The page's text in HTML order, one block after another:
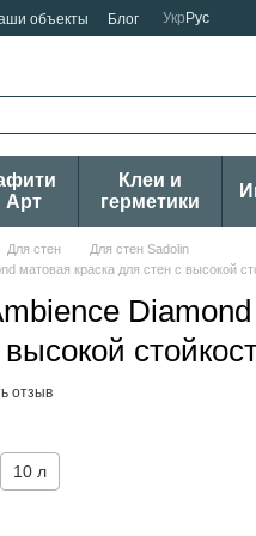
объекты Блог Укр Рус
Арт
Клеи и
герметики
Для стен
Для стен Sadolin
матовая краска для стен c высокой
высокой
отзыв
10 л